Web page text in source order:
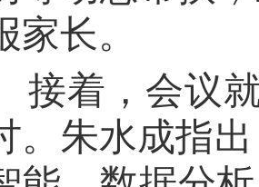
家长。
接着，会议
。朱水成指